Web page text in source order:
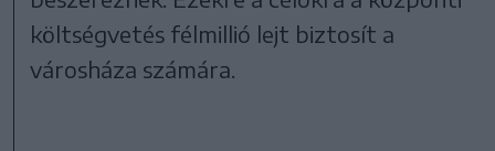
költségvetés félmillió lejt biztosít a
városháza számára.